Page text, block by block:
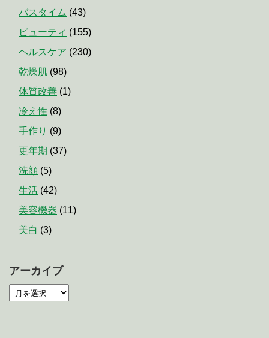
バスタイム (43)
ビューティ (155)
ヘルスケア (230)
乾燥肌 (98)
体質改善 (1)
冷え性 (8)
手作り (9)
更年期 (37)
洗顔 (5)
生活 (42)
美容機器 (11)
美白 (3)
アーカイブ